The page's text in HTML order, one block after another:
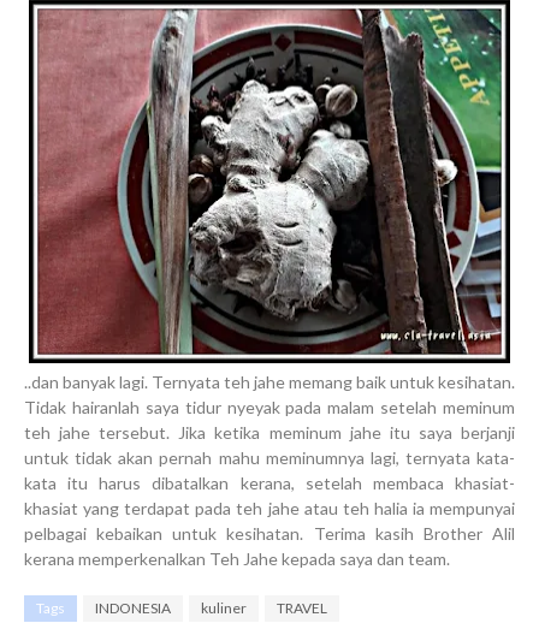
..dan banyak lagi. Ternyata teh jahe memang baik untuk kesihatan.
Tidak hairanlah saya tidur nyeyak pada malam setelah meminum
teh jahe tersebut. Jika ketika meminum jahe itu saya berjanji
untuk tidak akan pernah mahu meminumnya lagi, ternyata kata-
kata itu harus dibatalkan kerana, setelah membaca khasiat-
khasiat yang terdapat pada teh jahe atau teh halia ia mempunyai
pelbagai kebaikan untuk kesihatan. Terima kasih Brother Alil
kerana memperkenalkan Teh Jahe kepada saya dan team.
Tags INDONESIA kuliner TRAVEL